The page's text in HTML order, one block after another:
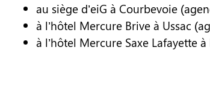
au siège d’eiG à Courbevoie
à l’hôtel Mercure Brive à Ussac
à l’hôtel Mercure Saxe Lafayette